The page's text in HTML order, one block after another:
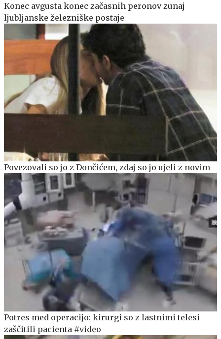
Konec avgusta konec začasnih peronov zunaj
ljubljanske železniške postaje
Povezovali so jo z Dončićem, zdaj so jo ujeli z novim
Potres med operacijo: kirurgi so z lastnimi telesi
zaščitili pacienta #video